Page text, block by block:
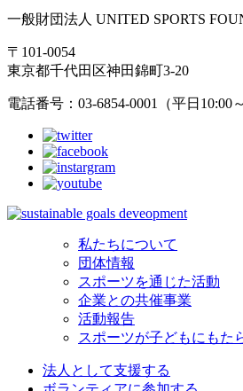
一般財団法人 UNITED SPORTS
〒101-0054
東京都千代田区神田錦町3-20
電話番号：03-6854-0001（平日10:00～
私たちについて
団体情報
スポーツを通じた活動
企業との共催事業
活動報告
スポーツが子どもにもた
法人として支援する